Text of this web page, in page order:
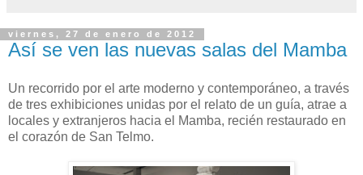
viernes, 27 de enero de 2012
Así se ven las nuevas salas del Mamba
Un recorrido por el arte moderno y contemporáneo, a través
de tres exhibiciones unidas por el relato de un guía, atrae a
locales y extranjeros hacia el Mamba, recién restaurado en
el corazón de San Telmo.